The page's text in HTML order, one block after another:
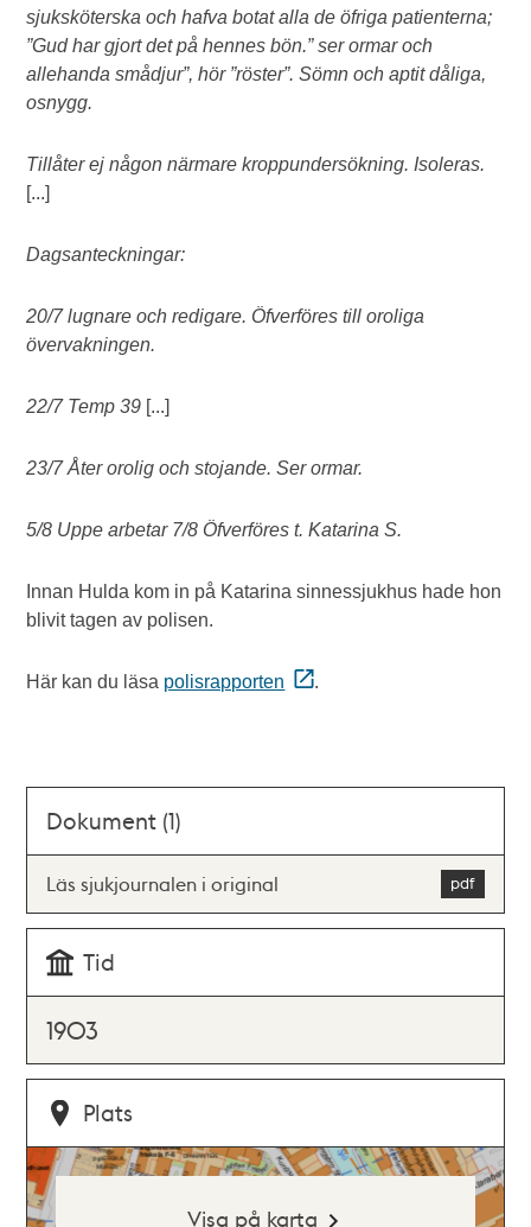
sjuksköterska och hafva botat alla de öfriga patienterna;
”Gud har gjort det på hennes bön.” ser ormar och
allehanda smådjur”, hör ”röster”. Sömn och aptit dåliga,
osnygg.
Tillåter ej någon närmare kroppundersökning. Isoleras.
[...]
Dagsanteckningar:
20/7 lugnare och redigare. Öfverföres till oroliga
övervakningen.
22/7 Temp 39 [...]
23/7 Åter orolig och stojande. Ser ormar.
5/8 Uppe arbetar 7/8 Öfverföres t. Katarina S.
Innan Hulda kom in på Katarina sinnessjukhus hade hon
blivit tagen av polisen.
Här kan du läsa polisrapporten .
Dokument (1)
Läs sjukjournalen i original
Tid
1903
Plats
Visa på karta